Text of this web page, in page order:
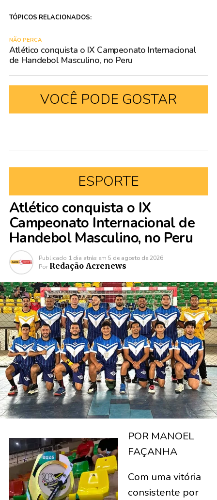
TÓPICOS RELACIONADOS:
NÃO PERCA
Atlético conquista o IX Campeonato Internacional
de Handebol Masculino, no Peru
VOCÊ PODE GOSTAR
ESPORTE
Atlético conquista o IX
Campeonato Internacional de
Handebol Masculino, no Peru
Publicado 1 dia atrás em 5 de agosto de 2026
Por Redação Acrenews
POR MANOEL
FAÇANHA
Com uma vitória
consistente por